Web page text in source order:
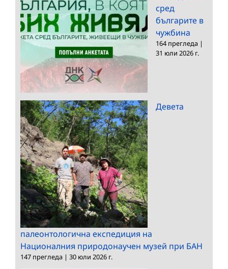
сред
българите в
чужбина
164 прегледа |
31 юли 2026 г.
Девета
палеонтологична експедиция на
Националния природонаучен музей при БАН
147 прегледа | 30 юли 2026 г.